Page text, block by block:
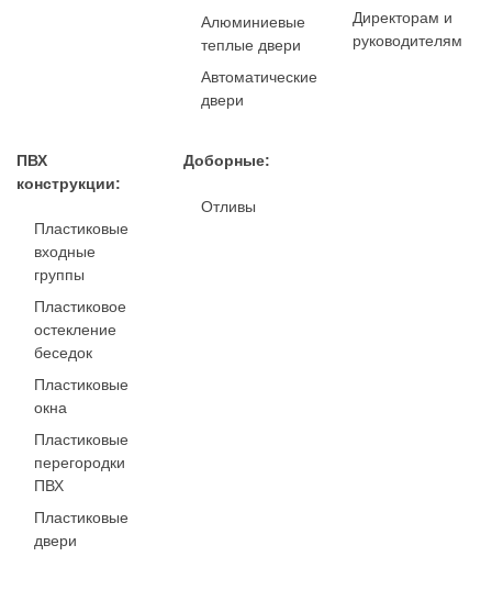
Алюминиевые
теплые двери
Автоматические
двери
ПВХ
конструкции:
Пластиковые
входные
группы
Пластиковое
остекление
беседок
Пластиковые
окна
Пластиковые
перегородки
ПВХ
Пластиковые
двери
Доборные:
Отливы
Директорам и
руководителям